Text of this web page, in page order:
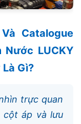
Catalogue
Nước LUCKY
Là Gì?
trực quan
cột áp và lưu